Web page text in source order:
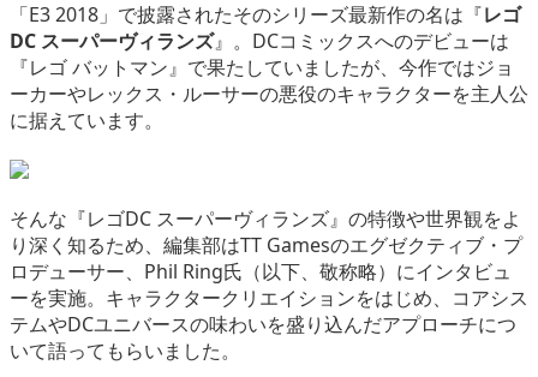
「E3 2018」で披露されたそのシリーズ最新作の名は『レゴ
DC スーパーヴィランズ』。DCコミックスへのデビューは
『レゴ バットマン』で果たしていましたが、今作ではジョ
ーカーやレックス・ルーサーの悪役のキャラクターを主人公
に据えています。
そんな『レゴDC スーパーヴィランズ』の特徴や世界観をよ
り深く知るため、編集部はTT Gamesのエグゼクティブ・プ
ロデューサー、Phil Ring氏（以下、敬称略）にインタビュ
ーを実施。キャラクタークリエイションをはじめ、コアシス
テムやDCユニバースの味わいを盛り込んだアプローチにつ
いて語ってもらいました。